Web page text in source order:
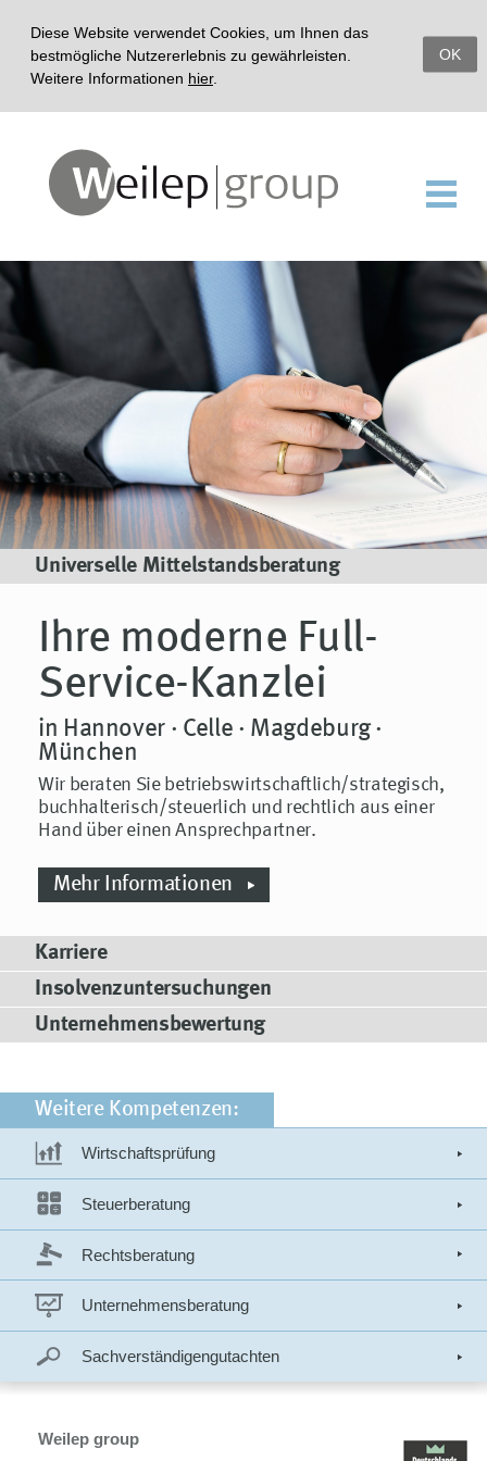
Diese Website verwendet Cookies, um Ihnen das
bestmögliche Nutzererlebnis zu gewährleisten.
Weitere Informationen hier.
OK
Universelle Mittelstandsberatung
Ihre moderne Full-
Service-Kanzlei
in Hannover · Celle · Magdeburg ·
München
Wir beraten Sie betriebswirtschaftlich/strategisch,
buch­halte­risch/steuerlich und rechtlich aus einer
Hand über einen Ansprechpartner.
Mehr Informationen
Karriere
Insolvenzuntersuchungen
Unternehmensbewertung
Weitere Kompetenzen:
Wirtschaftsprüfung
Steuerberatung
Rechtsberatung
Unternehmensberatung
Sachverständigengutachten
Weilep group